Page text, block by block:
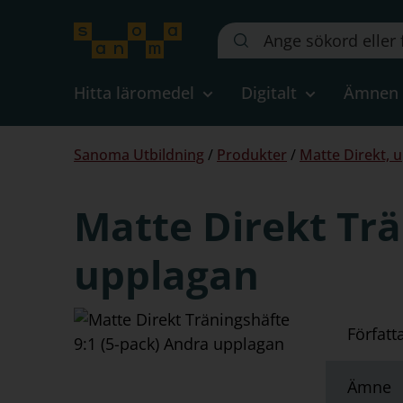
Sök
på
webbplatsen::
Hitta läromedel Digitalt Ämnen
Du
Sanoma Utbildning / Produkter / Matte Direkt,
Matte Direkt
upplagan
Ämne